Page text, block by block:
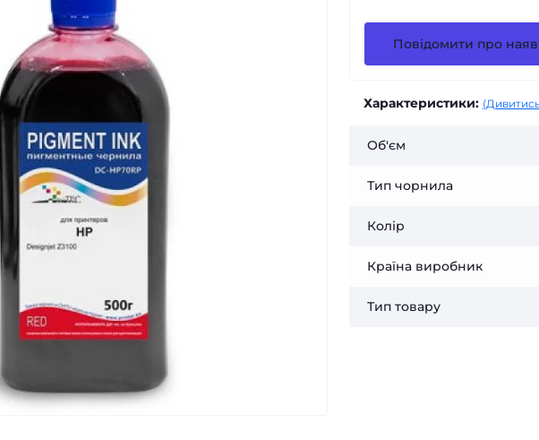
Повідомити про
Характеристики: (Дивитись
Об'єм
Тип чорнила
Колір
Країна виробник
Тип товару